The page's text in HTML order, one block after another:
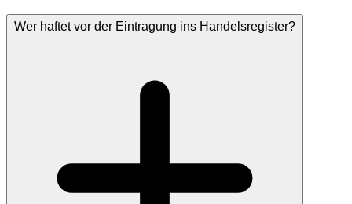
Wer haftet vor der Eintragung ins Handelsregister?